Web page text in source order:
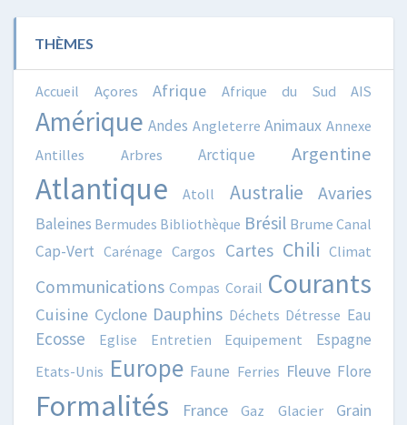
THÈMES
Accueil Açores Afrique Afrique du Sud AIS
Amérique Andes Angleterre Animaux Annexe
Antilles
Arbres Arctique Argentine
Atlantique Atoll Australie Avaries
Baleines Bermudes Bibliothèque Brésil Brume Canal
Cap-Vert Carénage Cargos Cartes Chili Climat
Communications Compas Corail Courants
Cuisine Cyclone Dauphins Déchets Détresse Eau
Ecosse Eglise Entretien Equipement Espagne
Etats-Unis Europe Faune Ferries Fleuve Flore
Formalités France Gaz Glacier Grain